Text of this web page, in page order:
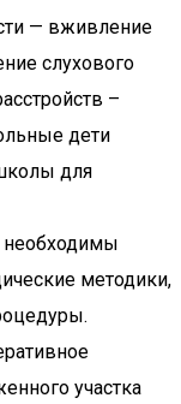
— вживление
слухового
–
дети
для
методики,
участка